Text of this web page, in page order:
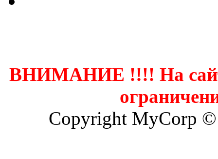
ВНИМАНИЕ !!!! На
Copyright MyCorp